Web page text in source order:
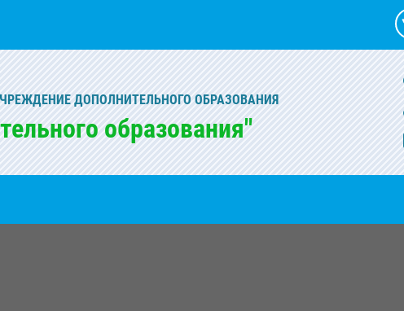
ДОПОЛНИТЕЛЬНОГО ОБРАЗОВАНИЯ
образования"